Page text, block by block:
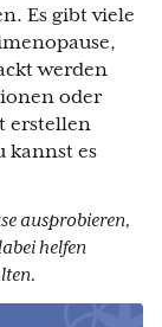
Es gibt viele
werden
oder
erstellen
kannst es
ausprobieren,
helfen